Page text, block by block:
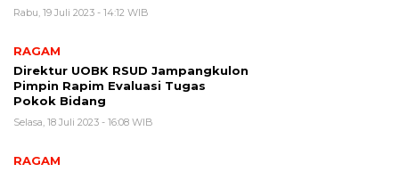
Rabu, 19 Juli 2023 - 14:12 WIB
RAGAM
Direktur UOBK RSUD Jampangkulon
Pimpin Rapim Evaluasi Tugas
Pokok Bidang
Selasa, 18 Juli 2023 - 16:08 WIB
RAGAM